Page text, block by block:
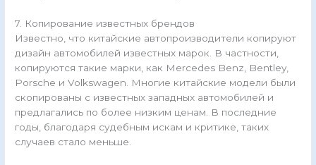
7. Копирование известных брендов
Известно, что китайские автопроизводители копируют
дизайн автомобилей известных марок. В частности,
копируются такие марки, как Mercedes Benz, Bentley,
Porsche и Volkswagen. Многие китайские модели были
скопированы с известных западных автомобилей и
предлагались по более низким ценам. В последние
годы, благодаря судебным искам и критике, таких
случаев стало меньше.